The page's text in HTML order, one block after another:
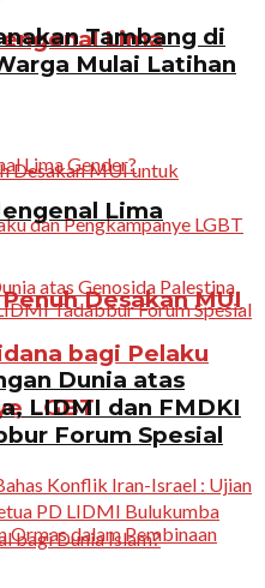
Lima
Desakan MUI
bagi Pelaku
LGBT
Tambang di
Mulai Latihan
Lima
Dunia atas
LIDMI dan FMDKI
Forum Spesial